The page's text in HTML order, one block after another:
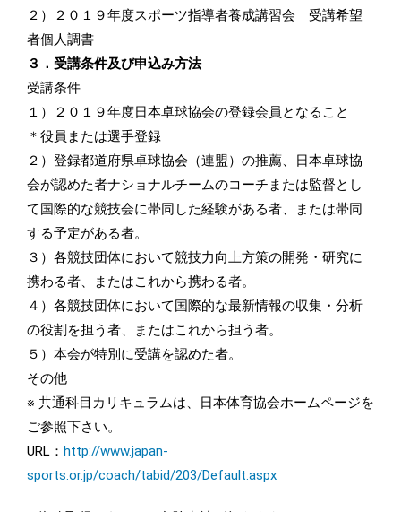
２）２０１９年度スポーツ指導者養成講習会 受講希望
者個人調書
３．受講条件及び申込み方法
受講条件
１）２０１９年度日本卓球協会の登録会員となること
＊役員または選手登録
２）登録都道府県卓球協会（連盟）の推薦、日本卓球協
会が認めた者ナショナルチームのコーチまたは監督とし
て国際的な競技会に帯同した経験がある者、または帯同
する予定がある者。
３）各競技団体において競技力向上方策の開発・研究に
携わる者、またはこれから携わる者。
４）各競技団体において国際的な最新情報の収集・分析
の役割を担う者、またはこれから担う者。
５）本会が特別に受講を認めた者。
その他
※ 共通科目カリキュラムは、日本体育協会ホームページを
ご参照下さい。
URL： http://www.japan-
sports.or.jp/coach/tabid/203/Default.aspx